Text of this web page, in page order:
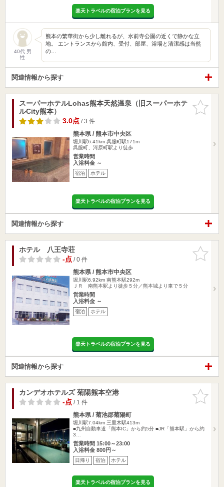
楽天トラベルの宿泊プランを見る
40代 男
性
熊本の繁華街から少し離れるが、水前寺公園の近くで静かな立
地。 エントランスから館内、受付、部屋、浴場と清潔感は当然
の…
関連情報から探す
お気に入
りに追加
スーパーホテルLohas熊本天然温泉（旧スーパーホテ
ルCity熊本）
3.0点/ 3 件
熊本県 / 熊本市中央区
堀川駅6.41km 呉服町駅171m
呉服町、河原町駅より徒歩
営業時間
入浴料金 ～
宿泊 ホテル
楽天トラベルの宿泊プランを見る
関連情報から探す
お気に入
りに追加
ホテル 八王寺荘
-点/ 0 件
熊本県 / 熊本市中央区
堀川駅6.92km 南熊本駅292m
ＪＲ 南熊本駅より徒歩５分／熊本城より車で５分
営業時間
入浴料金 ～
宿泊 ホテル
楽天トラベルの宿泊プランを見る
関連情報から探す
お気に入
りに追加
カンデオホテルズ 菊陽熊本空港
-点/ 1 件
熊本県 / 菊池郡菊陽町
堀川駅7.04km 三里木駅413m
■九州自動車道「熊本IC」から約5分 ■JR「熊本駅」から約
3…
営業時間 15:00～23:00
入浴料金 800円～
日帰り 宿泊 ホテル
楽天トラベルの宿泊プランを見る